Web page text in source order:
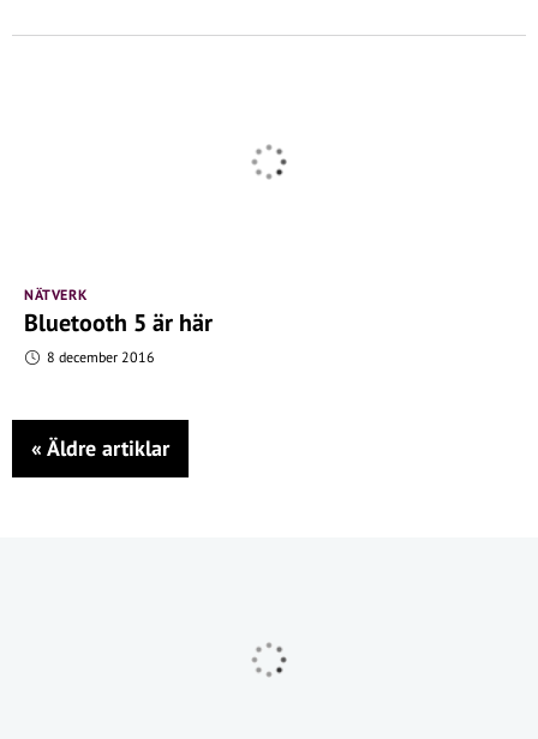
NÄTVERK
Bluetooth 5 är här
8 december 2016
« Äldre artiklar